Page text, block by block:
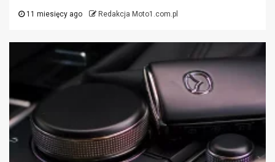
11 miesięcy ago Redakcja Moto1.com.pl